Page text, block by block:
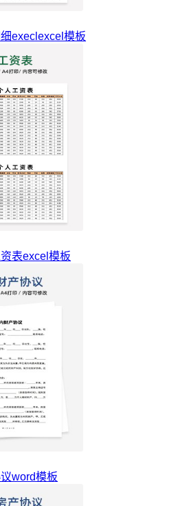
execlexcel模板
表excel模板
word模板